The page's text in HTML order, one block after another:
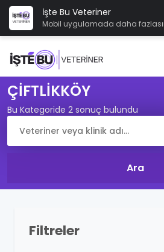
İşte Bu Veteriner
Mobil uygulamada daha
ÇİFTLİKKÖY
Bu Kategoride 2 sonuç bulundu
Filtreler